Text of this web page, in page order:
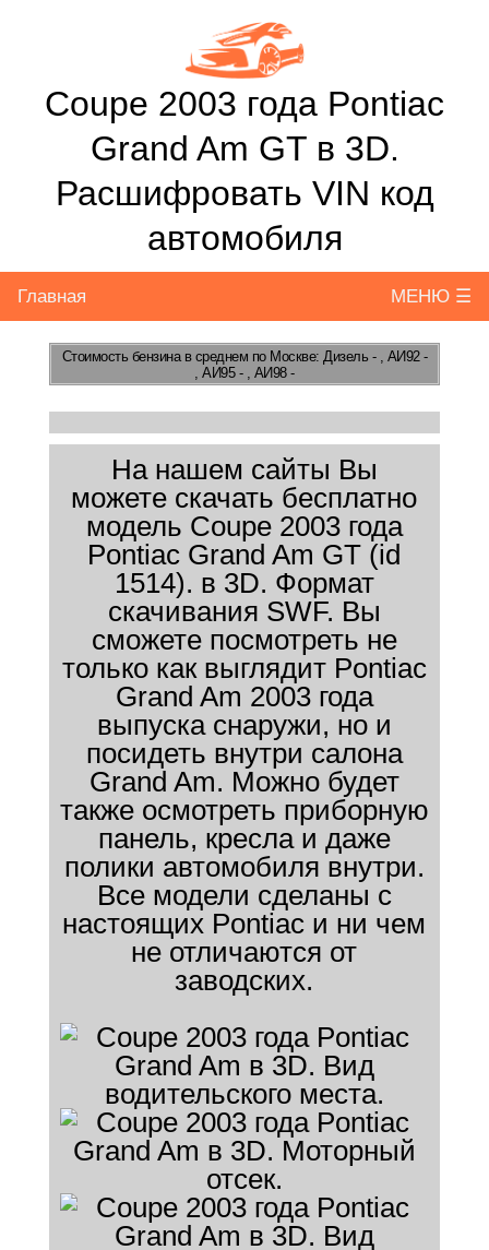
Coupe 2003 года Pontiac
Grand Am GT в 3D.
Расшифровать VIN код
автомобиля
Главная МЕНЮ ☰
Стоимость бензинав среднем по Москве: Дизель - , АИ92 -
, АИ95 - , АИ98 -
На нашем сайты Вы
можете скачать бесплатно
модель Coupe 2003 года
Pontiac Grand Am GT (id
1514). в 3D. Формат
скачивания SWF. Вы
сможете посмотреть не
только как выглядит Pontiac
Grand Am 2003 года
выпуска снаружи, но и
посидеть внутри салона
Grand Am. Можно будет
также осмотреть приборную
панель, кресла и даже
полики автомобиля внутри.
Все модели сделаны с
настоящих Pontiac и ни чем
не отличаются от
заводских.